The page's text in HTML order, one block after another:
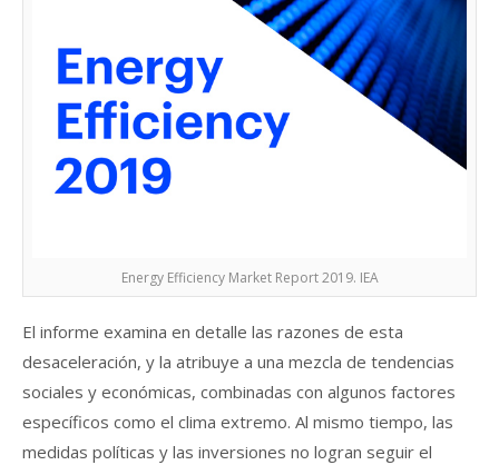
Energy Efficiency Market Report 2019. IEA
El informe examina en detalle las razones de esta
desaceleración, y la atribuye a una mezcla de tendencias
sociales y económicas, combinadas con algunos factores
específicos como el clima extremo. Al mismo tiempo, las
medidas políticas y las inversiones no logran seguir el